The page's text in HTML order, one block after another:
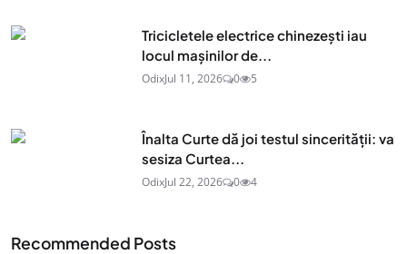
Tricicletele electrice chinezești iau
locul mașinilor de...
OdixJul 11, 2026 0 5
Înalta Curte dă joi testul sincerității: va
sesiza Curtea...
OdixJul 22, 2026 0 4
Recommended Posts